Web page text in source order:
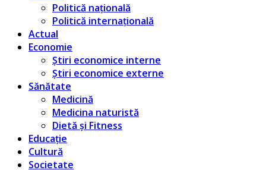
Politică națională
Politică internațională
Actual
Economie
Știri economice interne
Știri economice externe
Sănătate
Medicină
Medicina naturistă
Dietă și Fitness
Educație
Cultură
Societate